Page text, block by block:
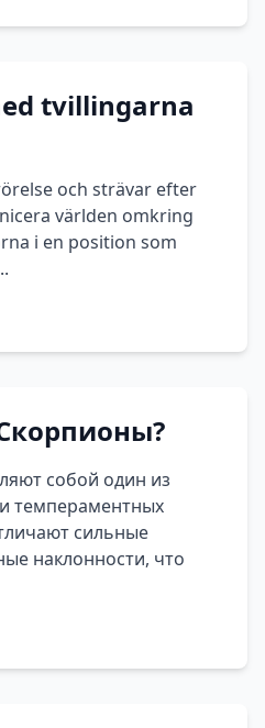
tvillingarna
och strävar efter
världen omkring
i en position som
собой один из
темпераментных
сильные
наклонности, что